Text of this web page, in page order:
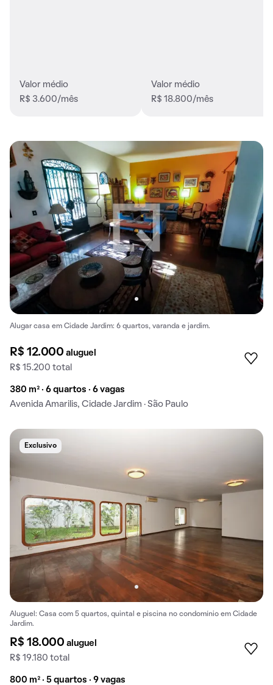
Valor médio
R$ 3.600/mês
Valor médio
R$ 18.800/mês
Alugar casa em Cidade Jardim: 6 quartos, varanda e jardim.
R$ 12.000aluguel
R$ 15.200 total
380 m² · 6 quartos · 6 vagas
Avenida Amarilis, Cidade Jardim · São Paulo
Exclusivo
Aluguel: Casa com 5 quartos, quintal e piscina no condomínio em Cidade
Jardim.
R$ 18.000aluguel
R$ 19.180 total
800 m² · 5 quartos · 9 vagas